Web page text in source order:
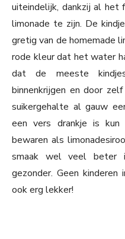
uiteindelijk, dankzij al het
limonade te zijn. De
gretig van de homemade
rode kleur dat het water
dat de meeste
binnenkrijgen en door
suikergehalte al gauw
een vers drankje is
bewaren als
smaak wel veel beter
gezonder. Geen
ook erg lekker!